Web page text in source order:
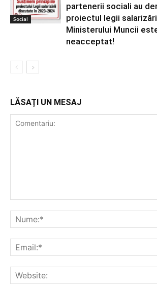
Social
partenerii sociali au
proiectul legii
Ministerului Muncii
neacceptat!
LĂSAȚI UN MESAJ